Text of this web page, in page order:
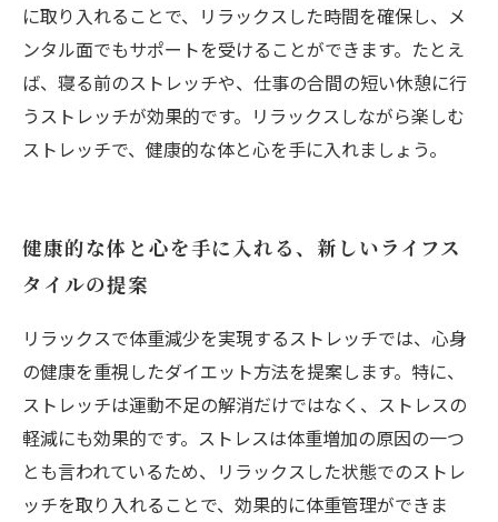
に取り入れることで、リラックスした時間を確保し、メ
ンタル面でもサポートを受けることができます。たとえ
ば、寝る前のストレッチや、仕事の合間の短い休憩に行
うストレッチが効果的です。リラックスしながら楽しむ
ストレッチで、健康的な体と心を手に入れましょう。
健康的な体と心を手に入れる、新しいライフス
タイルの提案
リラックスで体重減少を実現するストレッチでは、心身
の健康を重視したダイエット方法を提案します。特に、
ストレッチは運動不足の解消だけではなく、ストレスの
軽減にも効果的です。ストレスは体重増加の原因の一つ
とも言われているため、リラックスした状態でのストレ
ッチを取り入れることで、効果的に体重管理ができま